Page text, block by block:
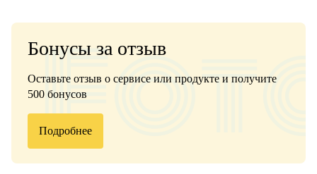
Бонусы за отзыв
Оставьте отзыв о сервисе или продукте и получите
500 бонусов
Подробнее